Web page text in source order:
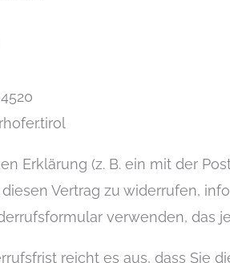
Erklärung (z. B. ein mit der
Vertrag zu widerrufen,
verwenden, das
reicht es aus, dass Sie